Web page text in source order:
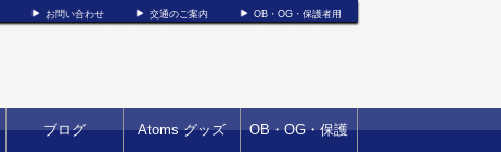
お問い合わせ 交通のご案内 OB・OG・保護者用
ブログ Atoms グッズ OB・OG・保護